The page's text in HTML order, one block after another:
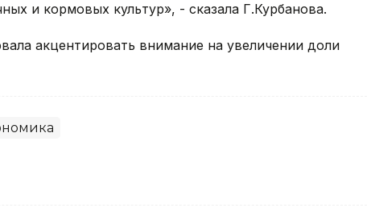
и кормовых культур», - сказала Г.Курбанова.
акцентировать внимание на увеличении доли